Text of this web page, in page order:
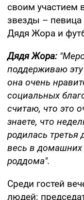
своим участием
звезды –
Дядя Жора и
Дядя Жора:
поддерживаю
она очень
социальных
считаю, что это
знаете, что
родилась третья
весь в домашних
роддома".
Среди гостей
людей: